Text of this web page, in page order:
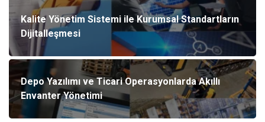
Kalite Yönetim Sistemi ile Kurumsal Standartların
Dijitalleşmesi
Depo Yazılımı ve Ticari Operasyonlarda Akıllı
Envanter Yönetimi